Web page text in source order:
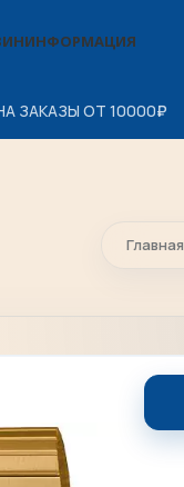
ИНФОРМАЦИЯ
ЗАКАЗЫ ОТ 10000₽
Главная